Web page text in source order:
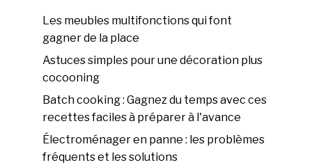
Les meubles multifonctions qui font
gagner de la place
Astuces simples pour une décoration plus
cocooning
Batch cooking : Gagnez du temps avec ces
recettes faciles à préparer à l'avance
Électroménager en panne : les problèmes
fréquents et les solutions